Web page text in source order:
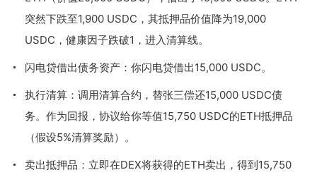
突然下跌至1,900 USDC，其抵押品价值降为19,000
USDC，健康因子跌破1，进入清算线。
闪电贷借出债务资产：你闪电贷借出15,000 USDC。
执行清算：调用清算合约，替张三偿还15,000 USDC债
务。作为回报，协议给你等值15,750 USDC的ETH抵押品
（假设5%清算奖励）。
卖出抵押品：立即在DEX将获得的ETH卖出，得到15,750